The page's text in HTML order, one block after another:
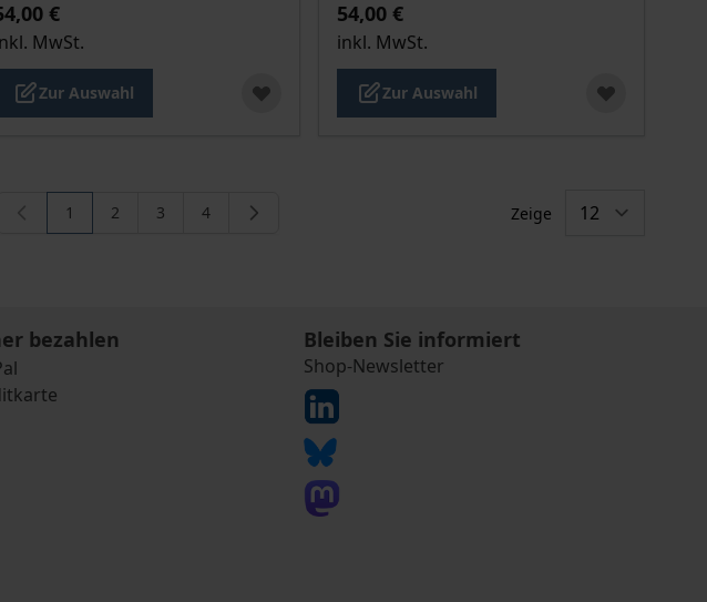
€
MwSt.
Zur Auswahl
54,00 €
inkl. MwSt.
Zur Auswahl
Sie lesen gerade die Seite
1 Seite
2 Seite
3 Seite
4 Zeige
bezahlen Bleiben Sie informiert
Shop-Newsletter